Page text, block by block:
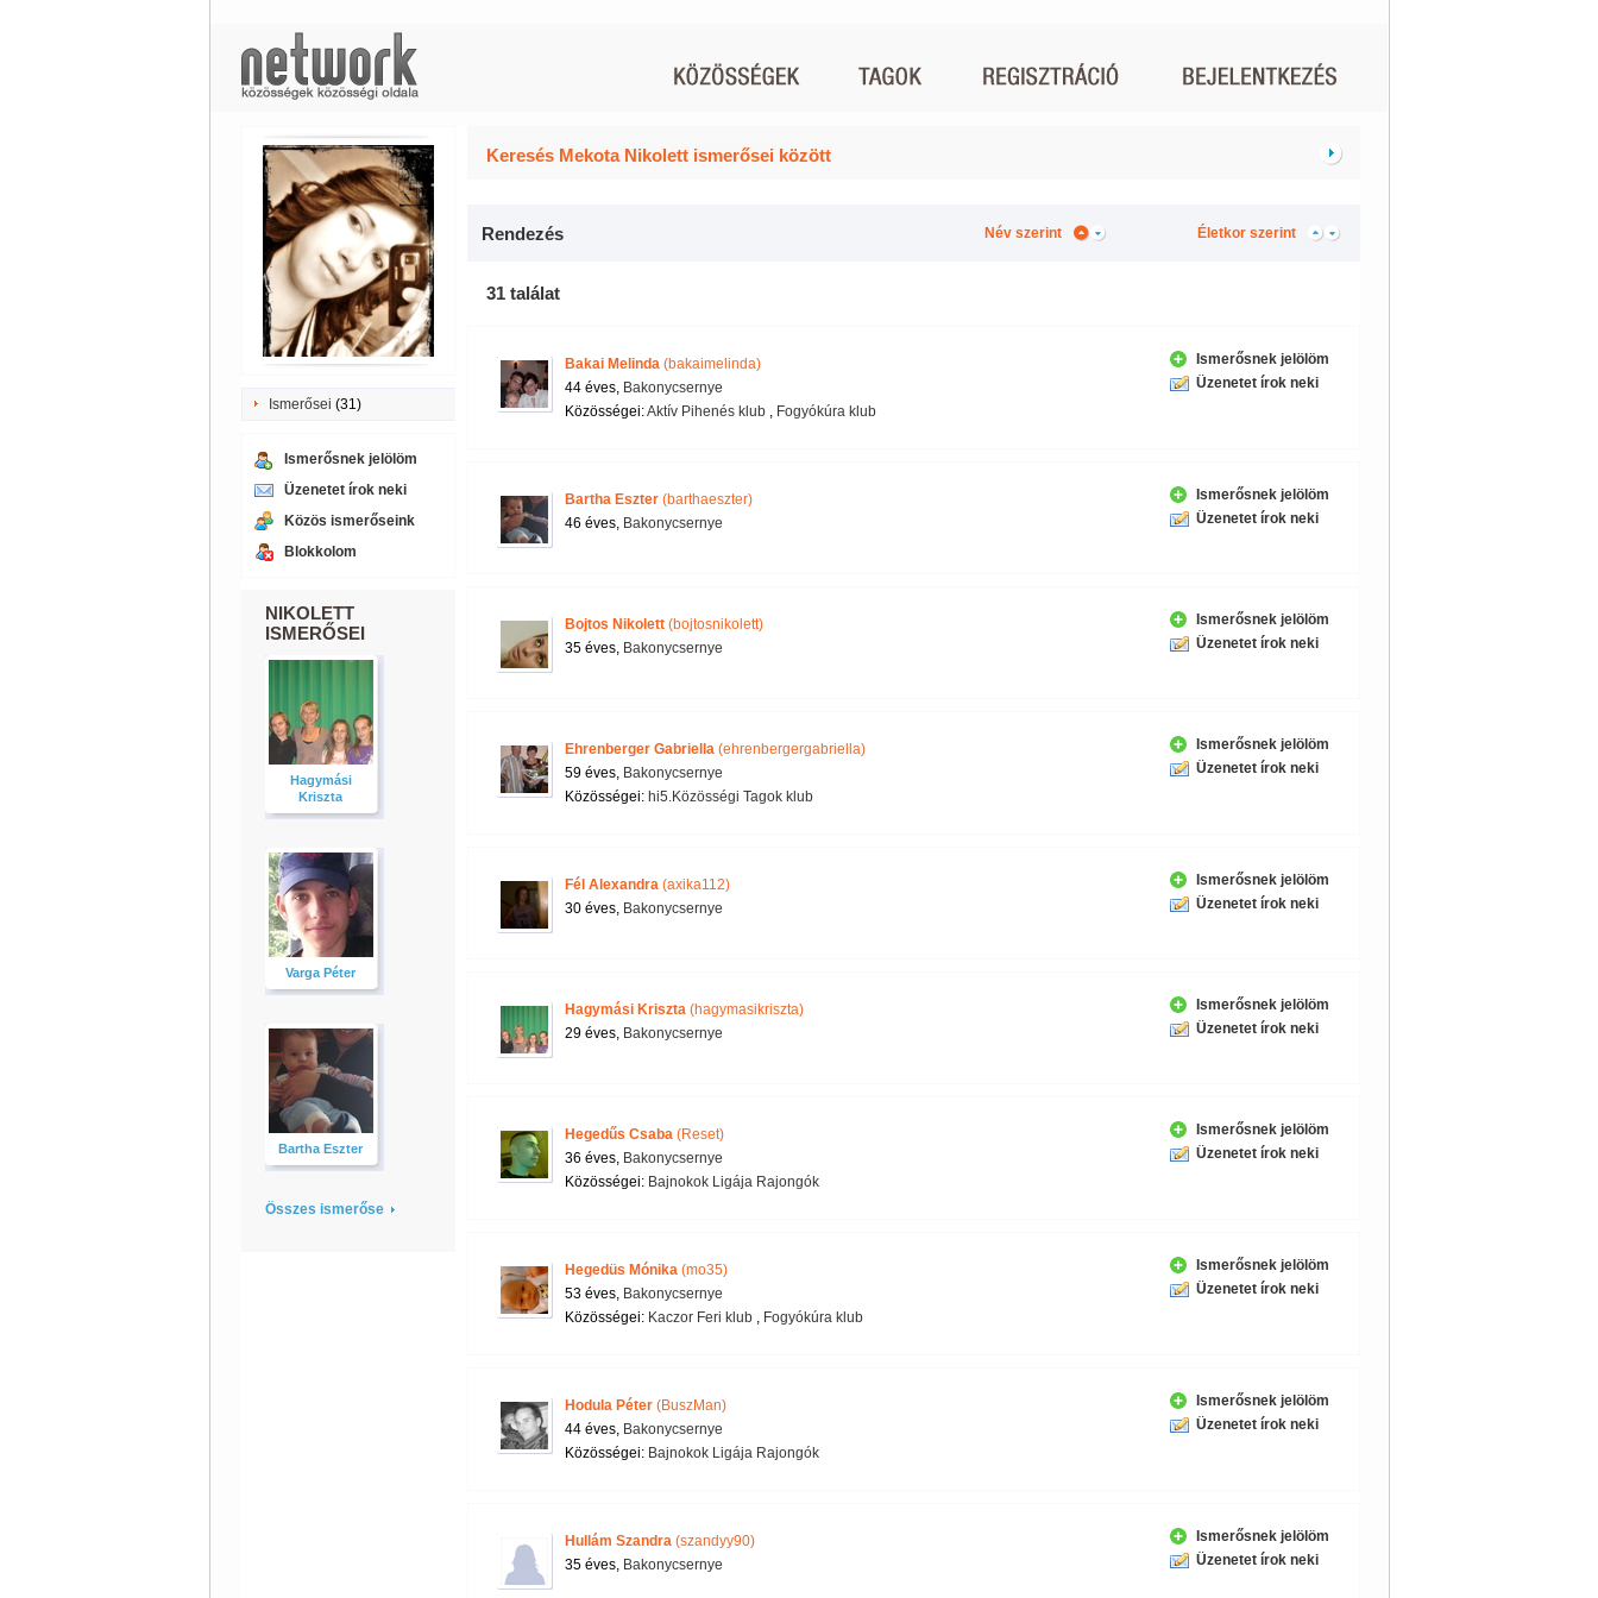
Ismerősei (31)
Ismerősnek jelölöm
Üzenetet írok neki
Közös ismerőseink
Blokkolom
NIKOLETT
ISMERŐSEI
Hagymási
Kriszta
Varga Péter
Bartha Eszter
Összes ismerőse
Keresés Mekota Nikolett ismerősei között
Rendezés Név szerint Életkor szerint
31 találat
Bakai Melinda(bakaimelinda)
44 éves, Bakonycsernye
Közösségei:Aktív Pihenés klub, Fogyókúra klub
Ismerősnek jelölöm
Üzenetet írok neki
Bartha Eszter(barthaeszter)
46 éves, Bakonycsernye
Ismerősnek jelölöm
Üzenetet írok neki
Bojtos Nikolett(bojtosnikolett)
35 éves, Bakonycsernye
Ismerősnek jelölöm
Üzenetet írok neki
Ehrenberger Gabriella(ehrenbergergabriella)
59 éves, Bakonycsernye
Közösségei: hi5.Közösségi Tagok klub
Ismerősnek jelölöm
Üzenetet írok neki
Fél Alexandra(axika112)
30 éves, Bakonycsernye
Ismerősnek jelölöm
Üzenetet írok neki
Hagymási Kriszta(hagymasikriszta)
29 éves, Bakonycsernye
Ismerősnek jelölöm
Üzenetet írok neki
Hegedűs Csaba(Reset)
36 éves, Bakonycsernye
Közösségei: Bajnokok Ligája Rajongók
Ismerősnek jelölöm
Üzenetet írok neki
Hegedüs Mónika(mo35)
53 éves, Bakonycsernye
Közösségei: Kaczor Feri klub, Fogyókúra klub
Ismerősnek jelölöm
Üzenetet írok neki
Hodula Péter(BuszMan)
44 éves, Bakonycsernye
Közösségei: Bajnokok Ligája Rajongók
Ismerősnek jelölöm
Üzenetet írok neki
Hullám Szandra(szandyy90)
35 éves, Bakonycsernye
Ismerősnek jelölöm
Üzenetet írok neki